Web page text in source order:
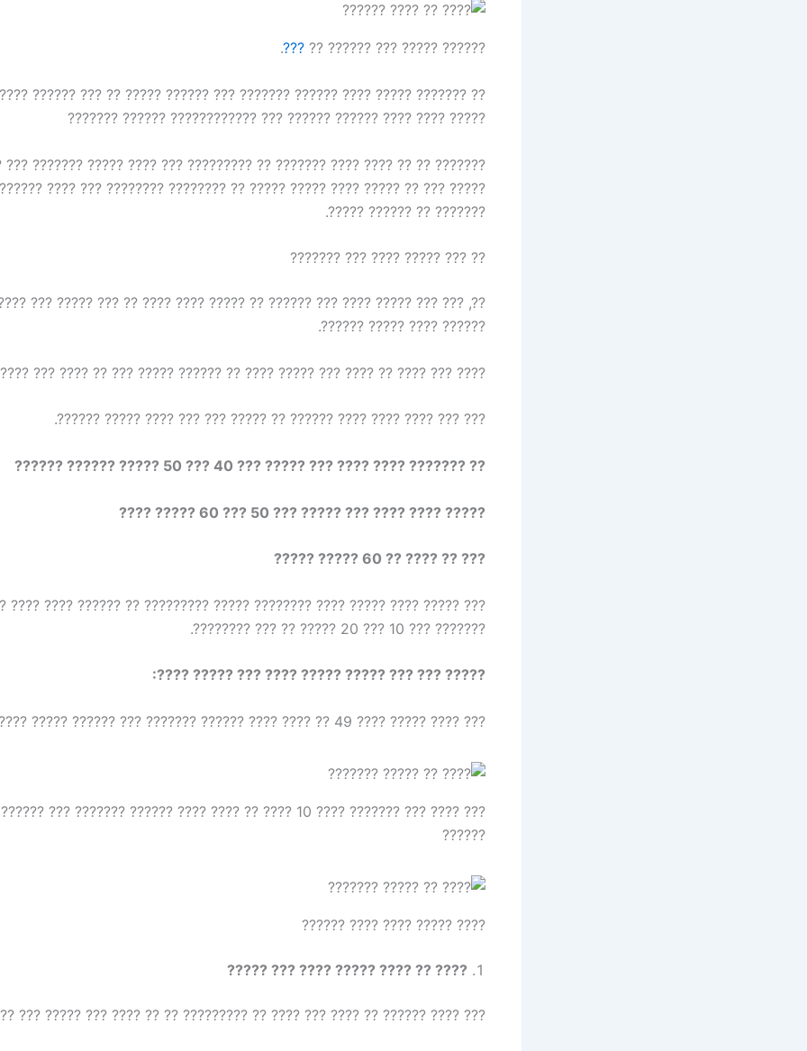
?????? ????? ??? ?????? ??
???
.
????? ???? ?????? ??????? ??? ?????? ????? ?? ??? ?????? ??????, ????
????? ???? ???? ?????? ?????? ??? ???????????? ?????? ???????
?? ???? ???? ??????? ?? ????????? ??? ???? ????? ??????? ??? ??? ????
????? ???? ????? ????? ?? ???????? ???????? ??? ???? ??????? ????? ??
??????? ?? ?????? ?????.
?? ??? ????? ???? ??? ???????
??? ????? ???? ??? ?????? ?? ????? ???? ???? ?? ??? ????? ??? ???? ????
?????? ???? ????? ??????.
?? ???? ??? ????? ???? ?? ?????? ????? ??? ?? ???? ??? ???? ???? ??????
??? ??? ???? ???? ???? ?????? ?? ????? ??? ??? ???? ????? ??????.
?? ??????? ???? ???? ??? ????? ??? 40 ??? 50 ????? ?????? ??????
????? ???? ???? ??? ????? ??? 50 ??? 60 ????? ????
??? ?? ???? ?? 60 ????? ?????
????? ???? ???????? ????? ????????? ?? ?????? ???? ???? ?? ??? ????
??????? ??? 10 ??? 20 ????? ?? ??? ????????.
????? ??? ??? ????? ????? ???? ??? ????? ????:
??? ???? ????? ???? 49 ?? ???? ???? ?????? ??????? ??? ?????? ????? ???? ??????
???? 10 ???? ?? ???? ???? ?????? ??????? ??? ?????? ????? ????
??????
???? ????? ???? ???? ??????
???? ?? ???? ????? ???? ??? ?????
?????? ?? ???? ??? ???? ?? ????????? ?? ?? ???? ??? ????? ??? ???????